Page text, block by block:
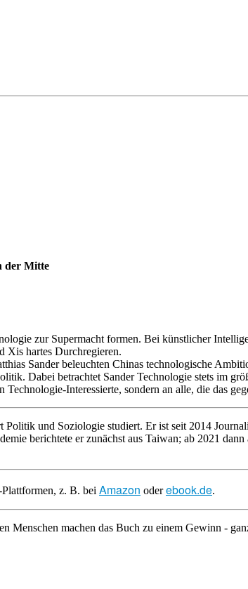
der Mitte
zur Supermacht formen. Bei künstlicher
Xis hartes Durchregieren.
Sander beleuchten Chinas technologische
Dabei betrachtet Sander Technologie stets im
Interessierte, sondern an alle, die das
und Soziologie studiert. Er ist seit 2014
berichtete er zunächst aus Taiwan; ab 2021
z. B. bei Amazon oderebook.de.
Menschen machen das Buch zu einem Gewinn -